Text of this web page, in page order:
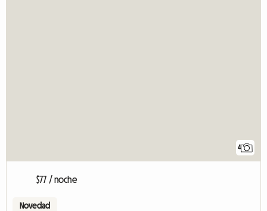
4
$77 / noche
Novedad